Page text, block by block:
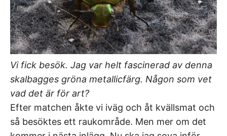
Vi fick besök. Jag var helt fascinerad av denna
skalbagges gröna metallicfärg. Någon som vet
vad det är för art?
Efter matchen åkte vi iväg och åt kvällsmat och
så besöktes ett raukområde. Men mer om det